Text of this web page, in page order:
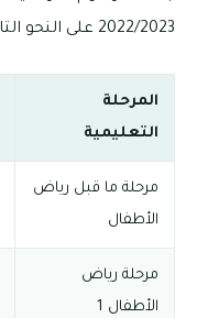
2022/2023 على النحو التالي:
المرحلة
التعليمية
مرحلة ما قبل رياض
الأطفال
مرحلة رياض
الأطفال 1